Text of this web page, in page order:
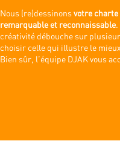
Nous (re)dessinonsvotre
remarquable et reconnaissable
créativité débouche sur
choisir celle qui illustre le
Bien sûr, l’équipe DJAK vous